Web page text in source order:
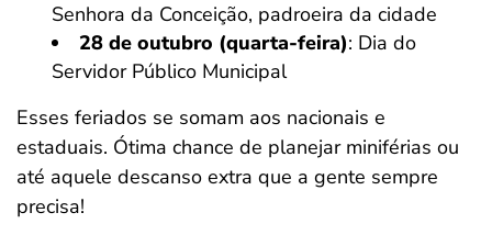
Senhora da Conceição, padroeira da cidade
28 de outubro (quarta-feira): Dia do
Servidor Público Municipal
Esses feriados se somam aos nacionais e
estaduais. Ótima chance de planejar miniférias ou
até aquele descanso extra que a gente sempre
precisa!